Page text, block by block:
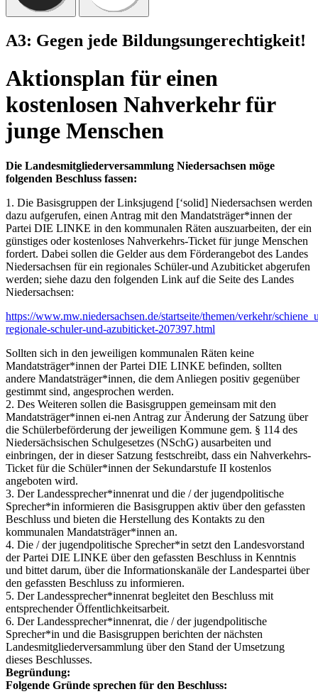
A3: Gegen jede Bildungsungerechtigkeit!
Aktionsplan für einen
kostenlosen Nahverkehr für
junge Menschen
Die Landesmitgliederversammlung Niedersachsen möge
folgenden Beschluss fassen:
1. Die Basisgruppen der Linksjugend [‘solid] Niedersachsen werden
dazu aufgerufen, einen Antrag mit den Mandatsträger*innen der
Partei DIE LINKE in den kommunalen Räten auszuarbeiten, der ein
günstiges oder kostenloses Nahverkehrs-Ticket für junge Menschen
fordert. Dabei sollen die Gelder aus dem Förderangebot des Landes
Niedersachsen für ein regionales Schüler-und Azubiticket abgerufen
werden; siehe dazu den folgenden Link auf die Seite des Landes
Niedersachsen:
https://www.mw.niedersachsen.de/startseite/themen/verkehr/
regionale-schuler-und-azubiticket-207397.html
Sollten sich in den jeweiligen kommunalen Räten keine
Mandatsträger*innen der Partei DIE LINKE befinden, sollten
andere Mandatsträger*innen, die dem Anliegen positiv gegenüber
gestimmt sind, angesprochen werden.
2. Des Weiteren sollen die Basisgruppen gemeinsam mit den
Mandatsträger*innen ei-nen Antrag zur Änderung der Satzung über
die Schülerbeförderung der jeweiligen Kommune gem. § 114 des
Niedersächsischen Schulgesetzes (NSchG) ausarbeiten und
einbringen, der in dieser Satzung festschreibt, dass ein Nahverkehrs-
Ticket für die Schüler*innen der Sekundarstufe II kostenlos
angeboten wird.
3. Der Landessprecher*innenrat und die / der jugendpolitische
Sprecher*in informieren die Basisgruppen aktiv über den gefassten
Beschluss und bieten die Herstellung des Kontakts zu den
kommunalen Mandatsträger*innen an.
4. Die / der jugendpolitische Sprecher*in setzt den Landesvorstand
der Partei DIE LINKE über den gefassten Beschluss in Kenntnis
und bittet darum, über die Informationskanäle der Landespartei über
den gefassten Beschluss zu informieren.
5. Der Landessprecher*innenrat begleitet den Beschluss mit
entsprechender Öffentlichkeitsarbeit.
6. Der Landessprecher*innenrat, die / der jugendpolitische
Sprecher*in und die Basisgruppen berichten der nächsten
Landesmitgliederversammlung über den Stand der Umsetzung
dieses Beschlusses.
Begründung:
Folgende Gründe sprechen für den Beschluss: